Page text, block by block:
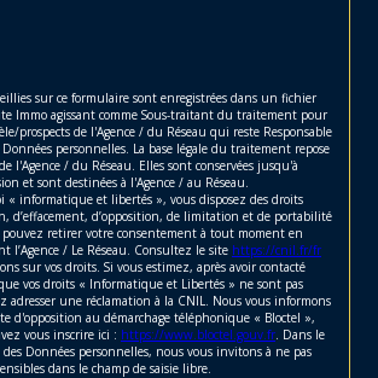
sur ce formulaire sont enregistrées dans un fichier
Immo agissant comme Sous-traitant du traitement pour
prospects de l'Agence / du Réseau qui reste Responsable
personnelles. La base légale du traitement repose
l'Agence / du Réseau. Elles sont conservées jusqu'à
et sont destinées à l'Agence / au Réseau.
« informatique et libertés », vous disposez des droits
d’effacement, d’opposition, de limitation et de portabilité
pouvez retirer votre consentement à tout moment en
l’Agence / Le Réseau. Consultez le site https://cnil.fr/fr
sur vos droits. Si vous estimez, après avoir contacté
vos droits « Informatique et Libertés » ne sont pas
adresser une réclamation à la CNIL. Nous vous informons
d'opposition au démarchage téléphonique « Bloctel »,
vous inscrire ici : https://www.bloctel.gouv.fr . Dans le
Données personnelles, nous vous invitons à ne pas
dans le champ de saisie libre.